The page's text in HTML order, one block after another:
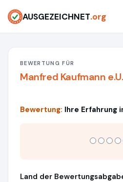
AUSGEZEICHNET.org
BEWERTUNG FÜR
Manfred Kaufmann e.U.
Bewertung: Ihre Erfahrung
Land der